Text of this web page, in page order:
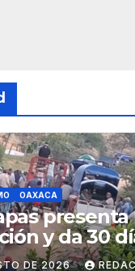
OAXACA
y da 30
DE 2026